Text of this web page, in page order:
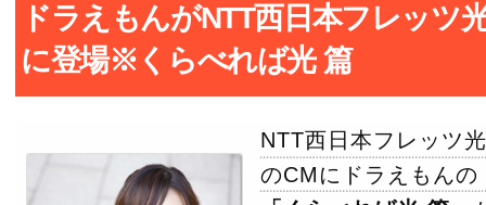
ドラえもんがNTT西日本フレッツ
に登場※くらべれば光 篇
NTT西日本フレッツ光
のCMにドラえもんの